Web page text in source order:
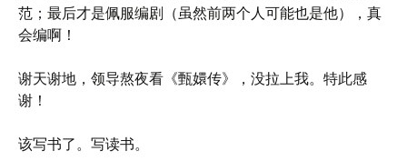
范；最后才是佩服编剧（虽然前两个人可能也是他），真
会编啊！
谢天谢地，领导熬夜看《甄嬛传》，没拉上我。特此感
谢！
该写书了。写读书。